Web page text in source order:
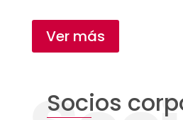
Ver más
Socios